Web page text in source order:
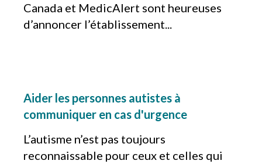
Canada et MedicAlert sont heureuses
d’annoncer l’établissement...
Aider les personnes autistes à
communiquer en cas d'urgence
L’autisme n’est pas toujours
reconnaissable pour ceux et celles qui